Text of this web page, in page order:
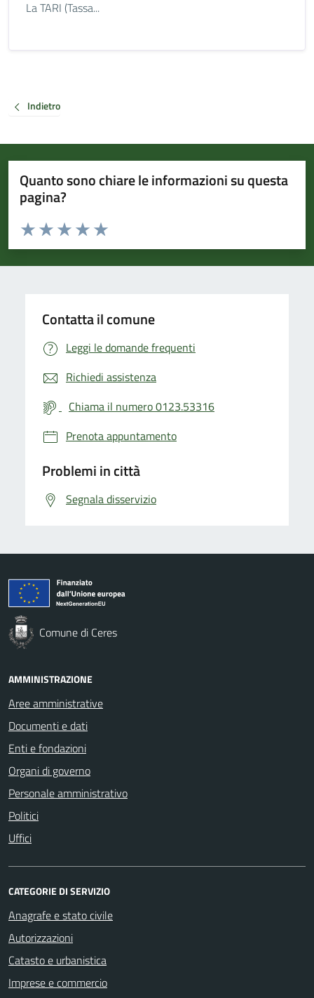
La TARI (Tassa...
Indietro
Quanto sono chiare le informazioni su questa
pagina?
Valuta da 1 a 5 stelle la pagina
Valuta 5 stelle su 5
Valuta 4 stelle su 5
Valuta 3 stelle su 5
Valuta 2 stelle su 5
Valuta 1 stelle su 5
Contatta il comune
Leggi le domande frequenti
Richiedi assistenza
Chiama il numero 0123.53316
Prenota appuntamento
Problemi in città
Segnala disservizio
Comune di Ceres
AMMINISTRAZIONE
Aree amministrative
Documenti e dati
Enti e fondazioni
Organi di governo
Personale amministrativo
Politici
Uffici
CATEGORIE DI SERVIZIO
Anagrafe e stato civile
Autorizzazioni
Catasto e urbanistica
Imprese e commercio